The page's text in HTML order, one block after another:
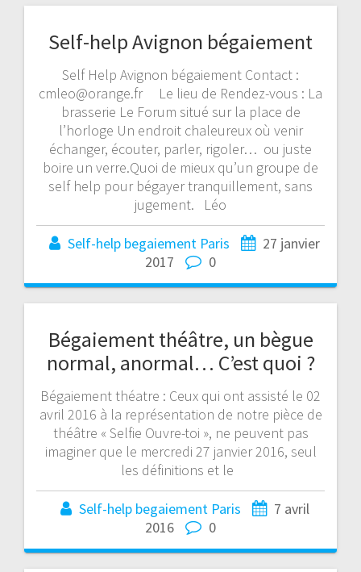
Self-help Avignon bégaiement
Self Help Avignon bégaiement Contact :
cmleo@orange.fr Le lieu de Rendez-vous : La
brasserie Le Forum situé sur la place de
l’horloge Un endroit chaleureux où venir
échanger, écouter, parler, rigoler… ou juste
boire un verre.Quoi de mieux qu’un groupe de
self help pour bégayer tranquillement, sans
jugement. Léo
Self-help begaiement Paris
27 janvier
2017
0
Bégaiement théâtre, un bègue
normal, anormal… C’est quoi ?
Bégaiement théatre : Ceux qui ont assisté le 02
avril 2016 à la représentation de notre pièce de
théâtre « Selfie Ouvre-toi », ne peuvent pas
imaginer que le mercredi 27 janvier 2016, seul
les définitions et le
Self-help begaiement Paris
7 avril
2016
0